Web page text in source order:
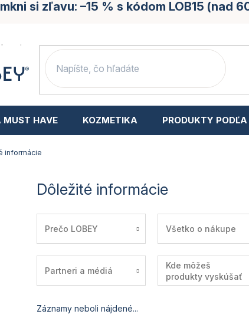
si zľavu: –15 % s kódom LOB15 (nad
MUST HAVE KOZMETIKA PRODUKTY
informácie
Dôležité informácie
Prečo LOBEY Všetko o nákupe
Partneri a médiá
Kde môžeš
produkty vyskúšať
Záznamy neboli nájdené...